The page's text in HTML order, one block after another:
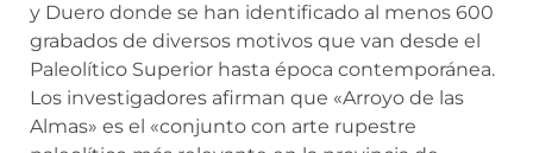
y Duero donde se han identificado al menos 600
grabados de diversos motivos que van desde el
Paleolítico Superior hasta época contemporánea.
Los investigadores afirman que «Arroyo de las
Almas» es el «conjunto con arte rupestre